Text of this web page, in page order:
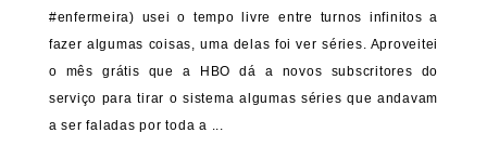
#enfermeira) usei o tempo livre entre turnos infinitos a
fazer algumas coisas, uma delas foi ver séries. Aproveitei
o mês grátis que a HBO dá a novos subscritores do
serviço para tirar o sistema algumas séries que andavam
a ser faladas por toda a ...